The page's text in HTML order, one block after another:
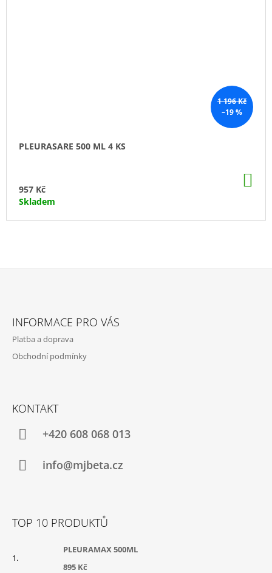
1 196 Kč
–19 %
PLEURASARE 500 ML 4 KS
957 Kč
Skladem
INFORMACE PRO VÁS
Platba a doprava
Obchodní podmínky
KONTAKT
+420 608 068 013
info@mjbeta.cz
TOP 10 PRODUKTŮ
PLEURAMAX 500ML
895 Kč